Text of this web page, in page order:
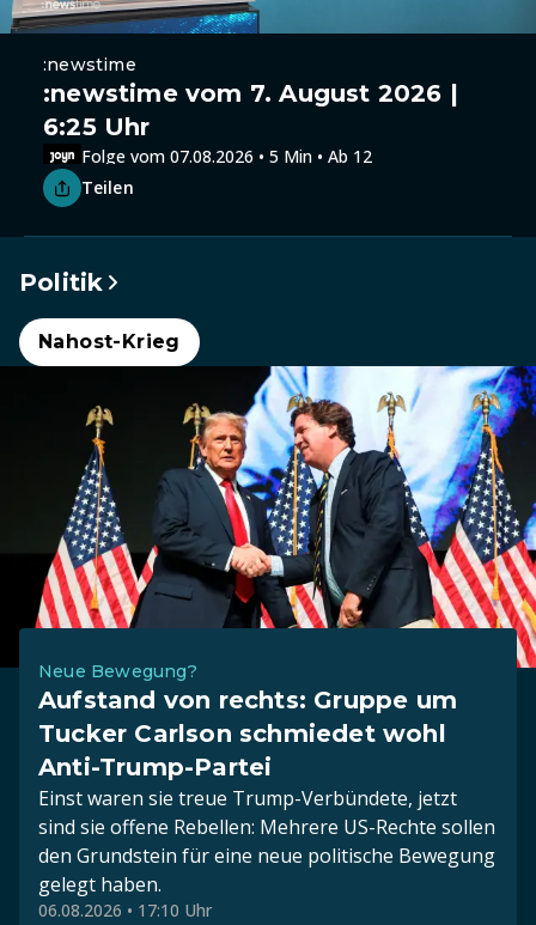
:newstime
:newstime vom 7. August 2026 |
6:25 Uhr
Folge vom 07.08.2026 • 5 Min • Ab 12
Teilen
Politik
Nahost-Krieg
Neue Bewegung?
Aufstand von rechts: Gruppe um
Tucker Carlson schmiedet wohl
Anti-Trump-Partei
Einst waren sie treue Trump-Verbündete, jetzt
sind sie offene Rebellen: Mehrere US-Rechte sollen
den Grundstein für eine neue politische Bewegung
gelegt haben.
06.08.2026 • 17:10 Uhr